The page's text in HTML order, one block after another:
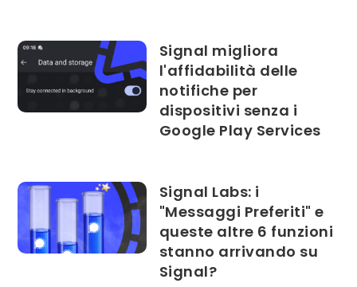
Signal migliora
l'affidabilità delle
notifiche per
dispositivi senza i
Google Play Services
Signal Labs: i
"Messaggi Preferiti" e
queste altre 6 funzioni
stanno arrivando su
Signal?